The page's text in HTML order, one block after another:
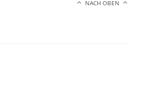
NACH OBEN